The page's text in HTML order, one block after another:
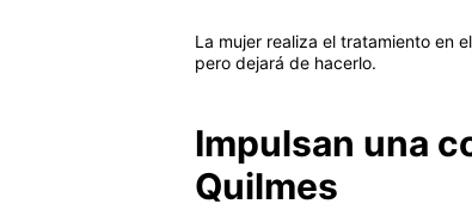
La mujer realiza el tratamiento en
pero dejará de hacerlo.
Impulsan una
Quilmes